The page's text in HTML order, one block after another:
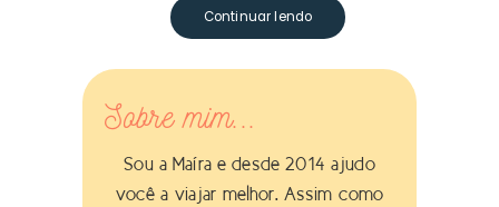
Continuar lendo
Sobre mim...
Sou a Maíra e desde 2014 ajudo
você a viajar melhor. Assim como